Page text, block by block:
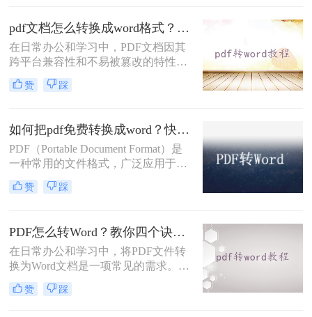
格式成为了一个常见的需求。本文将
为您详细介绍招标文件pdf怎么转word
的几种高效方法。
pdf文档怎么转换成word格式？四种方法帮你轻松转换！
在日常办公和学习中，PDF文档因其
跨平台兼容性和不易被篡改的特性而
广受欢迎。然而，当需要编辑或修改
PDF文档的内容时，将其转换为Word
绍几种将PDF文档转换成Word格式的
方法，帮助您轻松应对这一需求。
赞 踩
如何把pdf免费转换成word？快来了解一下这些方法！
PDF（Portable Document Format）是
一种常用的文件格式，广泛应用于电
子文档的分享和传输。然而，有时候
我们需要在Word中编辑和修改这些文
用。那么如何把pdf免费转换成word
呢？本文将介绍三种免费的方法，帮
助您将PDF文件转换为Word格式。
赞 踩
PDF怎么转Word？教你四个诀窍！
在日常办公和学习中，将PDF文件转
换为Word文档是一项常见的需求。
PDF文件因其良好的跨平台兼容性和
不易被篡改的特性而广受欢迎，但在
赞 踩